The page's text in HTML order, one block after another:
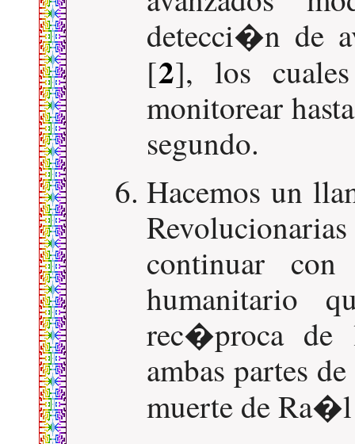
detecci�n de
[2], los
monitorear
segundo.
Hacemos un
continuar
humanitario
rec�proca de
ambas partes
muerte de Ra�l